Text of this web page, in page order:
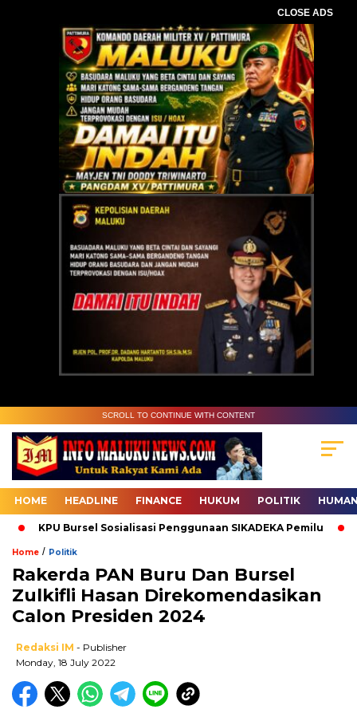
CLOSE ADS
SCROLL TO CONTINUE WITH CONTENT
HOME HEADLINE FINANCE HUKUM POLITIK
KPU Bursel Sosialisasi Penggunaan SIKADEKA Pemilu
Home / Politik
Rakerda PAN Buru Dan Bursel
Zulkifli Hasan Direkomendasikan
Calon Presiden 2024
Redaksi IM - Publisher
Monday, 18 July 2022